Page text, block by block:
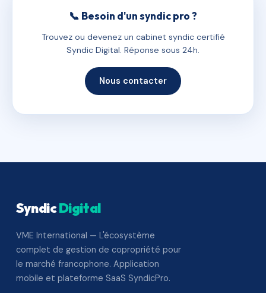
📞 Besoin d'un syndic pro ?
Trouvez ou devenez un cabinet syndic certifié
Syndic Digital. Réponse sous 24h.
Nous contacter
SyndicDigital
VME International — L'écosystème
complet de gestion de copropriété pour
le marché francophone. Application
mobile et plateforme SaaS SyndicPro.